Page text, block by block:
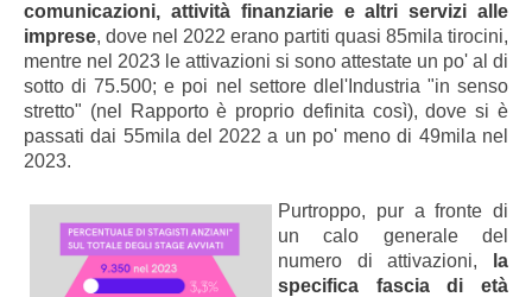
comunicazioni, attività finanziarie e altri servizi alle
imprese, dove nel 2022 erano partiti quasi 85mila tirocini,
mentre nel 2023 le attivazioni si sono attestate un po' al di
sotto di 75.500; e poi nel settore dlel'Industria "in senso
stretto" (nel Rapporto è proprio definita così), dove si è
passati dai 55mila del 2022 a un po' meno di 49mila nel
2023.
Purtroppo, pur a fronte di
un calo generale del
numero di attivazioni, la
specifica fascia di età